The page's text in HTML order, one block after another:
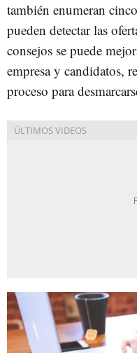
también enumeran
pueden detectar las
consejos se puede
empresa y candidatos,
proceso para